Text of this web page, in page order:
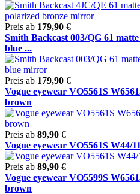
Preis ab 179,90 €
Smith Backcast 003/QG 61
blue ...
Preis ab 179,90 €
Vogue eyewear VO5561S
brown
Preis ab 89,90 €
Vogue eyewear VO5561S W44/
Preis ab 89,90 €
Vogue eyewear VO5599S
brown